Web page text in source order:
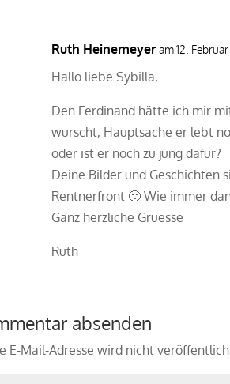
Ruth Heinemeyer am 12. Februar
Hallo liebe Sybilla,
Den Ferdinand hätte ich mir
wurscht, Hauptsache er lebt
oder ist er noch zu jung dafür?
Deine Bilder und Geschichten
Rentnerfront 🙂 Wie immer
Ganz herzliche Gruesse
Ruth
absenden
E-Mail-Adresse wird nicht